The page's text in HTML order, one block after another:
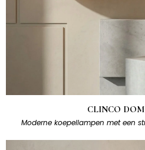
CLINCO
Moderne koepellampen met een